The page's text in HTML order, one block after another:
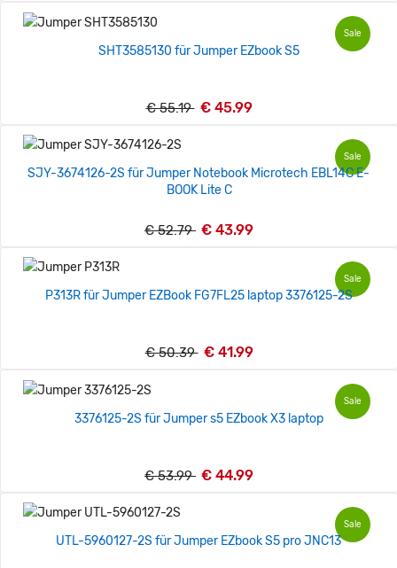
Sale
SHT3585130 für Jumper EZbook S5
€ 55.19 € 45.99
Sale
SJY-3674126-2S für Jumper Notebook Microtech EBL14C E-
BOOK Lite C
€ 52.79 € 43.99
Sale
P313R für Jumper EZBook FG7FL25 laptop 3376125-2S
€ 50.39 € 41.99
Sale
3376125-2S für Jumper s5 EZbook X3 laptop
€ 53.99 € 44.99
Sale
UTL-5960127-2S für Jumper EZbook S5 pro JNC13